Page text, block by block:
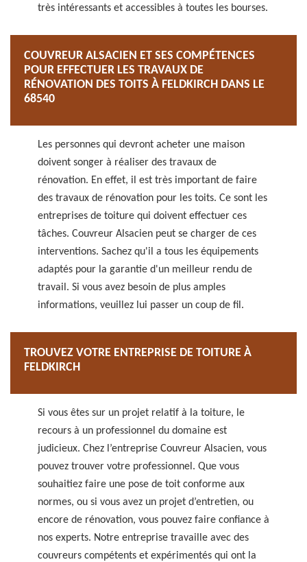
très intéressants et accessibles à toutes les bourses.
COUVREUR ALSACIEN ET SES COMPÉTENCES
POUR EFFECTUER LES TRAVAUX DE
RÉNOVATION DES TOITS À FELDKIRCH DANS LE
68540
Les personnes qui devront acheter une maison
doivent songer à réaliser des travaux de
rénovation. En effet, il est très important de faire
des travaux de rénovation pour les toits. Ce sont les
entreprises de toiture qui doivent effectuer ces
tâches. Couvreur Alsacien peut se charger de ces
interventions. Sachez qu'il a tous les équipements
adaptés pour la garantie d'un meilleur rendu de
travail. Si vous avez besoin de plus amples
informations, veuillez lui passer un coup de fil.
TROUVEZ VOTRE ENTREPRISE DE TOITURE À
FELDKIRCH
Si vous êtes sur un projet relatif à la toiture, le
recours à un professionnel du domaine est
judicieux. Chez l’entreprise Couvreur Alsacien, vous
pouvez trouver votre professionnel. Que vous
souhaitiez faire une pose de toit conforme aux
normes, ou si vous avez un projet d’entretien, ou
encore de rénovation, vous pouvez faire confiance à
nos experts. Notre entreprise travaille avec des
couvreurs compétents et expérimentés qui ont la